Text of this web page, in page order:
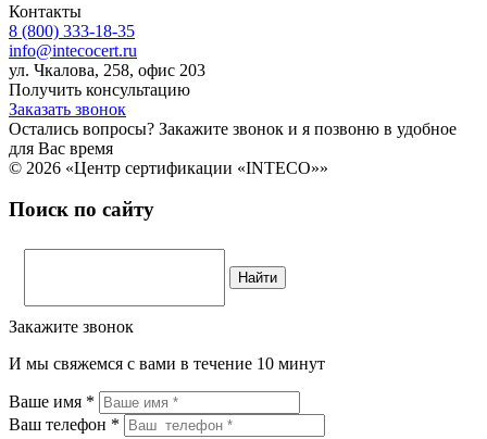
Контакты
8 (800) 333-18-35
info@intecocert.ru
ул. Чкалова, 258, офис 203
Получить консультацию
Заказать звонок
Остались вопросы? Закажите звонок и я позвоню в удобное
для Вас время
© 2026 «Центр сертификации «INTECO»»
Поиск по сайту
Закажите звонок
И мы свяжемся с вами в течение 10 минут
Ваше имя *
Ваш телефон *